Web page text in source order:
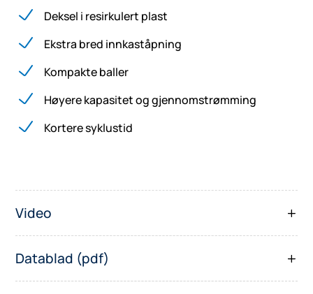
Deksel i resirkulert plast
Ekstra bred innkaståpning
Kompakte baller
Høyere kapasitet og gjennomstrømming
Kortere syklustid
Video
Datablad (pdf)